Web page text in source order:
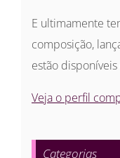
E ultimamente
composição,
estão
Veja o perfil
Categorias